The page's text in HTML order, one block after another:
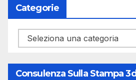
Categorie
Categorie
Consulenza Sulla Stampa 3d